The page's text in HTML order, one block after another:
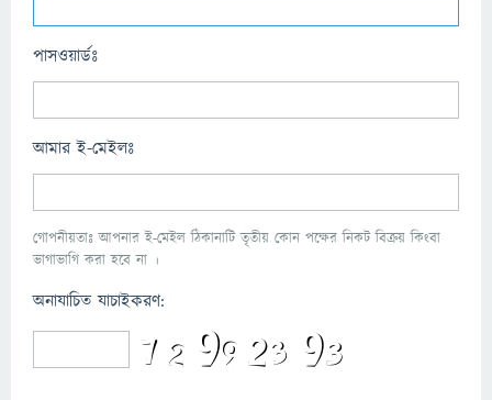
পাসওয়ার্ডঃ
আমার ই-মেইলঃ
গোপনীয়তাঃ আপনার ই-মেইল ঠিকানাটি তৃতীয় কোন পক্ষের নিকট বিক্রয় কিংবা
ভাগাভাগি করা হবে না ।
অনাযাচিত যাচাইকরণ: